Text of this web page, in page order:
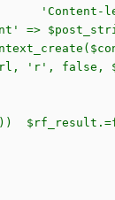
' .
'r', false,